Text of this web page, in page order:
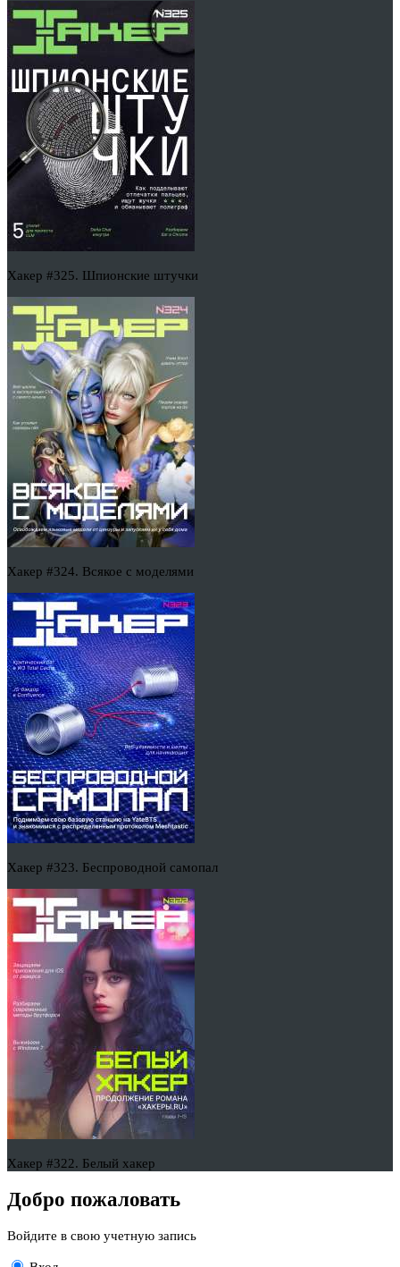
Хакер #325. Шпионские штучки
Хакер #324. Всякое с моделями
Хакер #323. Беспроводной самопал
Хакер #322. Белый хакер
Добро пожаловать
Войдите в свою учетную запись